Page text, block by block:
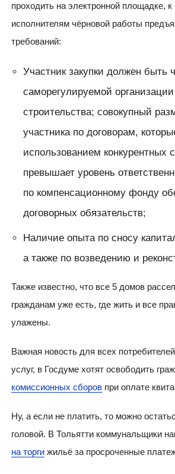
проходить на электронной площадке, к
исполнителям чёрновой работы
требований:
Участник закупки должен быть
саморегулируемой
строительства; совокупный
участника по договорам,
использованием конкурентных
превышает уровень
по компенсационному фонду
договорных обязательств;
Наличие опыта по сносу
а также по возведению и
Также известно, что все 5 домов
гражданам уже есть, где жить и все
улажены.
Важная новость для всех
услуг, в Госдуме хотят освободить
комиссионных сборовпри оплате
Ну, а если не платить, то можно
головой. В Тольятти коммунальщики
на торгижильё за просроченные